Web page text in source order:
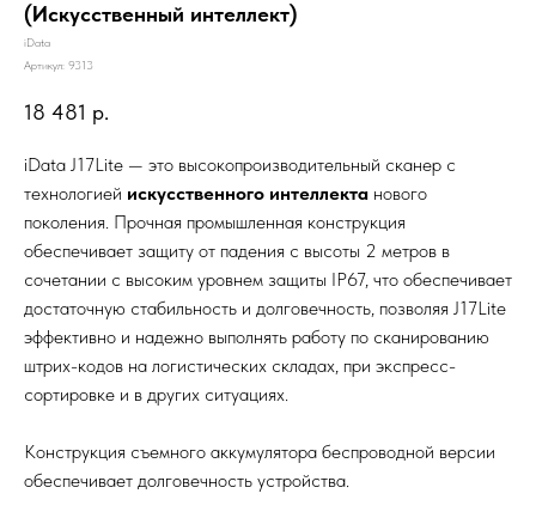
(Искусственный интеллект)
iData
Артикул: 9313
18 481 р.
iData J17Lite — это высокопроизводительный сканер с
технологией искусственного интеллекта нового
поколения. Прочная промышленная конструкция
обеспечивает защиту от падения с высоты 2 метров в
сочетании с высоким уровнем защиты IP67, что обеспечивает
достаточную стабильность и долговечность, позволяя J17Lite
эффективно и надежно выполнять работу по сканированию
штрих-кодов на логистических складах, при экспресс-
сортировке и в других ситуациях.
Конструкция съемного аккумулятора беспроводной версии
обеспечивает долговечность устройства.